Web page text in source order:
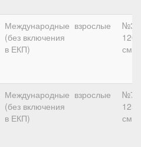
Международные
(без включения
в ЕКП)
взрослые
№3,
120
см
Международные
(без включения
в ЕКП)
взрослые
№7,
125
см